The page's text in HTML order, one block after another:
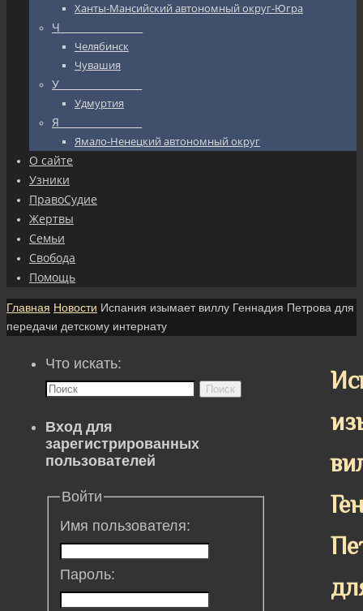
Ханты-Мансийский автономный округ-Югра
Ч_________________
Челябинск
Чувашия
У_________________
Удмуртия
Я_________________
Ямало-Ненецкий автономный округ
О сайте
Узники
ПравоСудие
Жертвы
Семьи
Свобода
Помощь
Главная Новости Испания изымает виллу Геннадия Петрова для
передачи детскому интернату
Что искать:
Поиск
Вход для
зарегистрированных
пользователей
Войти
Имя пользователя:
Пароль: